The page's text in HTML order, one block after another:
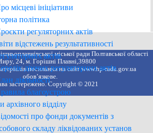
місцеві ініціативи
політика
регуляторних актів
відстежень результативності
актів
діючих регуляторних актів
діяльності
благоустрою
архівного відділу
про фонди документів з
складу ліквідованих установ
міської ради Полтавської області
24, м. Горішні Плавні,39800
посилання на сайт www.hp-rada.gov.ua
обов’язкове.
застережено. Copyright © 2021